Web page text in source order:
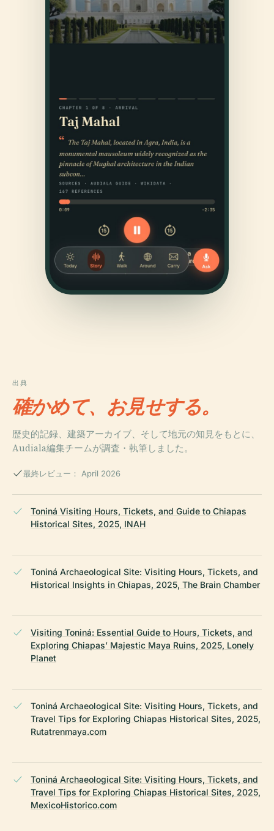
出典
確かめて、お見せする。
歴史的記録、建築アーカイブ、そして地元の知見をもとに、
Audiala編集チームが調査・執筆しました。
最終レビュー： April 2026
Toniná Visiting Hours, Tickets, and Guide to Chiapas
Historical Sites, 2025, INAH
Toniná Archaeological Site: Visiting Hours, Tickets, and
Historical Insights in Chiapas, 2025, The Brain Chamber
Visiting Toniná: Essential Guide to Hours, Tickets, and
Exploring Chiapas’ Majestic Maya Ruins, 2025, Lonely
Planet
Toniná Archaeological Site: Visiting Hours, Tickets, and
Travel Tips for Exploring Chiapas Historical Sites, 2025,
Rutatrenmaya.com
Toniná Archaeological Site: Visiting Hours, Tickets, and
Travel Tips for Exploring Chiapas Historical Sites, 2025,
MexicoHistorico.com